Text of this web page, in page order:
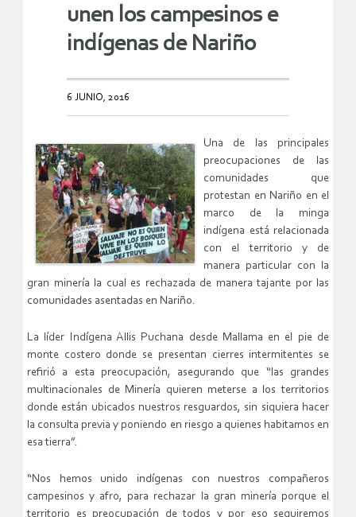
unen los campesinos e
indígenas de Nariño
6 JUNIO, 2016
Una de las principales
preocupaciones de las
comunidades que
protestan en Nariño en el
marco de la minga
indígena está relacionada
con el territorio y de
manera particular con la
gran minería la cual es rechazada de manera tajante por las
comunidades asentadas en Nariño.
La líder Indígena Allis Puchana desde Mallama en el pie de
monte costero donde se presentan cierres intermitentes se
refirió a esta preocupación, asegurando que “las grandes
multinacionales de Minería quieren meterse a los territorios
donde están ubicados nuestros resguardos, sin siquiera hacer
la consulta previa y poniendo en riesgo a quienes habitamos en
esa tierra”.
“Nos hemos unido indígenas con nuestros compañeros
campesinos y afro, para rechazar la gran minería porque el
territorio es preocupación de todos y por eso seguiremos